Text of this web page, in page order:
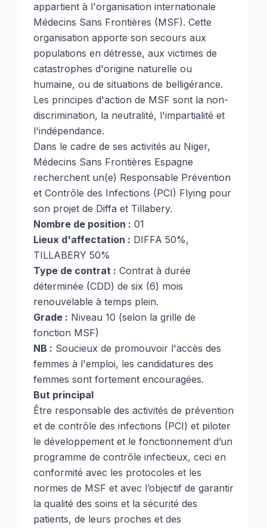
appartient à l'organisation internationale
Médecins Sans Frontières (MSF). Cette
organisation apporte son secours aux
populations en détresse, aux victimes de
catastrophes d'origine naturelle ou
humaine, ou de situations de belligérance.
Les principes d'action de MSF sont la non-
discrimination, la neutralité, l'impartialité et
l'indépendance.
Dans le cadre de ses activités au Niger,
Médecins Sans Frontières Espagne
recherchent un(e) Responsable Prévention
et Contrôle des Infections (PCI) Flying pour
son projet de Diffa et Tillabery.
Nombre de position : 01
Lieux d'affectation : DIFFA 50%,
TILLABERY 50%
Type de contrat : Contrat à durée
déterminée (CDD) de six (6) mois
renouvelable à temps plein.
Grade : Niveau 10 (selon la grille de
fonction MSF)
NB : Soucieux de promouvoir l'accès des
femmes à l'emploi, les candidatures des
femmes sont fortement encouragées.
But principal
Être responsable des activités de prévention
et de contrôle des infections (PCI) et piloter
le développement et le fonctionnement d’un
programme de contrôle infectieux, ceci en
conformité avec les protocoles et les
normes de MSF et avec l’objectif de garantir
la qualité des soins et la sécurité des
patients, de leurs proches et des